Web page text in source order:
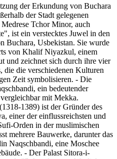
der Erkundung von Buchara
der Stadt gelegenen
Tchor Minor, auch
ist ein verstecktes Juwel in den
Buchara, Usbekistan. Sie wurde
von Khalif Niyazkul, einem
und zeichnet sich durch ihre vier
die die verschiedenen Kulturen
Zeit symbolisieren. - Die
ein bedeutender
mit Mekka.
1389) ist der Gründer des
einer der einflussreichsten und
Orden in der muslimischen
mehrere Bauwerke, darunter das
Naqschbandi, eine Moschee
- Der Palast Sitora-i-